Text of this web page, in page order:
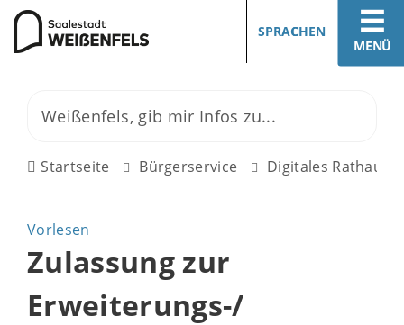
MENÜ
SPRACHEN
Startseite Bürgerservice Digitales Rathaus
Vorlesen
Zulassung zur
Erweiterungs-/